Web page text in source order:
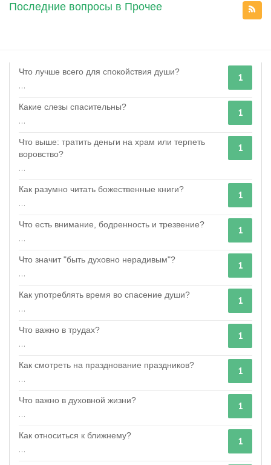
Последние вопросы в Прочее
1
Что лучше всего для спокойствия души?
...
1
Какие слезы спасительны?
...
1
Что выше: тратить деньги на храм или терпеть
воровство?
...
1
Как разумно читать божественные книги?
...
1
Что есть внимание, бодренность и трезвение?
...
1
Что значит "быть духовно нерадивым"?
...
1
Как употреблять время во спасение души?
...
1
Что важно в трудах?
...
1
Как смотреть на празднование праздников?
...
1
Что важно в духовной жизни?
...
1
Как относиться к ближнему?
...